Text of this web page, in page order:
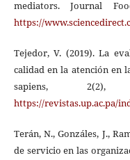
mediators. Journal
https://
Tejedor, V. (2019). La
calidad en la atención en
sapiens,
https://revistas.up.ac.pa/
Terán, N., Gonzáles, J.,
de servicio en las